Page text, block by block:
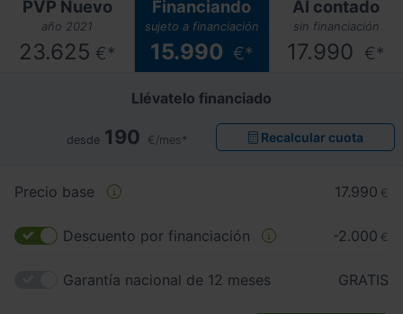
PVP Nuevo
año 2021
23.625 €*
Financiando
sujeto a financiación
15.990 €*
Al contado
sin financiación
17.990 €*
Llévatelo financiado
desde 190 €/mes* Recalcular cuota
Precio base 17.990 €
Descuento por financiación -2.000 €
Garantía nacional de 12 meses GRATIS